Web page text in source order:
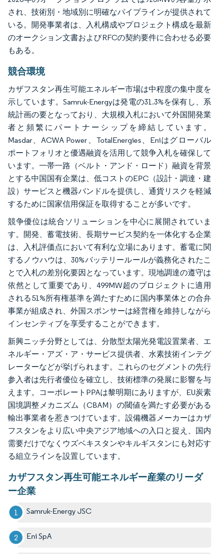
され、技術別・地域別に明確なパイプラインが提供されて
いる。開発事業者は、入札構成やプロジェクト構成を最新
のオークション文書およびRFCの契約要件に合わせる必要
もある。
競合環境
カザフスタン再生可能エネルギー市場は中程度の集中度を
示しています。Samruk-Energyは発電の31.3%を保有し、系
統計画の要となっており、大規模入札において外国開発業
者と頻繁にパートナーシップを締結しています。
Masdar、ACWA Power、TotalEnergies、Eniはグローバル
ポートフォリオと優遇融資を活用して競争入札を確保して
います。一帯一路（ベルト・アンド・ロード）融資を背景
とする中国国有企業は、低コストのEPC（設計・調達・建
設）サービスと機器バンドルを提供し、通貨リスクを軽減
するために国家信用保証を取得することが多いです。
競争優位は統合ソリューションを中心に展開されていま
す。開発、蓄電技術、長期サービス契約を一体化する企業
は、入札評価点において有利な立場にあります。蓄電に関
するノウハウは、30%バッテリールールが義務化されたこ
とで入札の差別化要因となっています。現地調達の遵守は
依然として重要であり、499MW超のプロジェクトに適用
される51%所有権基準を満たすために国内事業体との合弁
事業が組成され、外国スポンサーは経営権を維持しながら
インセンティブを享受することができます。
新興ニッチ分野としては、分散型太陽光発電設置業者、エ
ネルギー・アズ・ア・サービス提供者、水素技術インテグ
レーターなどが挙げられます。これらのセグメントの先行
参入者は先行者優位を確立し、技術標準の発展に影響を与
えます。コーポレートPPAは黎明期にありますが、EU炭素
国境調整メカニズム（CBAM）の閾値を満たす必要がある
輸出事業者を惹きつけています。設備機器メーカーはカザ
フスタンをより広い中央アジア地域への入口と捉え、国内
需要だけでなくウズベキスタンやキルギスタンにも対応す
る組立ラインを設置しています。
カザフスタン再生可能エネルギー産業のリーダ
ー企業
Samruk-Energy JSC
Eni SpA